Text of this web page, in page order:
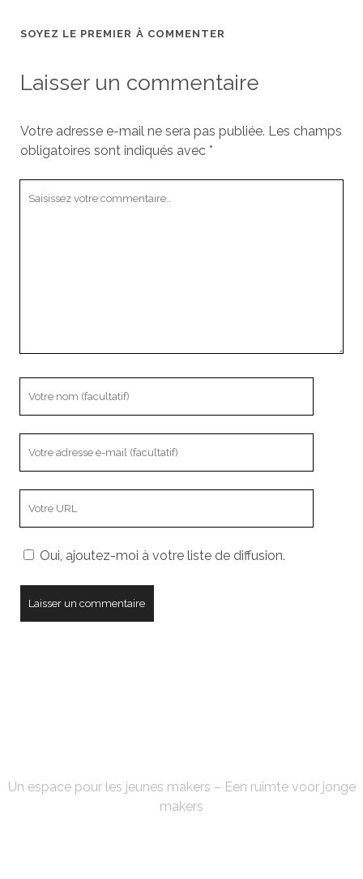
SOYEZ LE PREMIER À COMMENTER
Laisser un commentaire
Votre adresse e-mail ne sera pas publiée. Les champs
obligatoires sont indiqués avec *
mail
votreOui, ajoutez-moi à votre liste de diffusion.
Un espace pour les jeunes makers – Een ruimte voor jonge
makers